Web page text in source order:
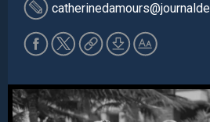
catherinedamours